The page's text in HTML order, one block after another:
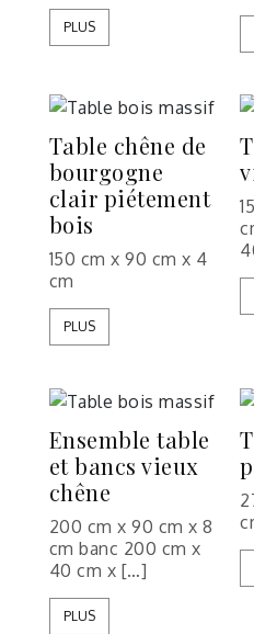
PLUS
Table chêne de
bourgogne
clair piétement
bois
150 cm x 90 cm x 4
cm
PLUS
Ensemble table
et bancs vieux
chêne
200 cm x 90 cm x 8
cm banc 200 cm x
40 cm x […]
PLUS